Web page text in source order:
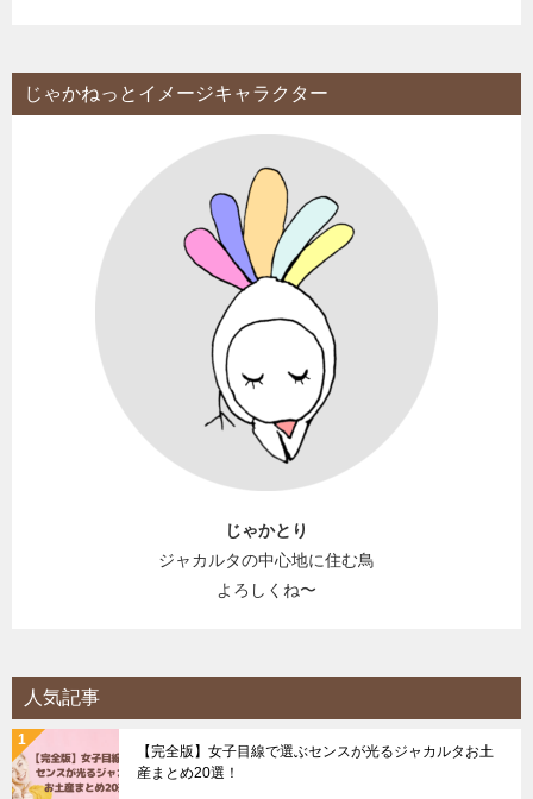
じゃかねっとイメージキャラクター
じゃかとり
ジャカルタの中心地に住む鳥
よろしくね〜
人気記事
【完全版】女子目線で選ぶセンスが光るジャカルタお土
産まとめ20選！